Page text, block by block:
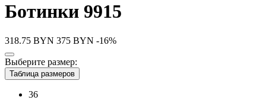
Ботинки 9915
318.75 BYN 375 BYN -16%
Выберите размер:
Таблица размеров
36